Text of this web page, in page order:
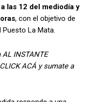
las 12 del mediodía y
, con el objetivo de
Puesto La Mata.
AL INSTANTE
ACÁ y sumate a